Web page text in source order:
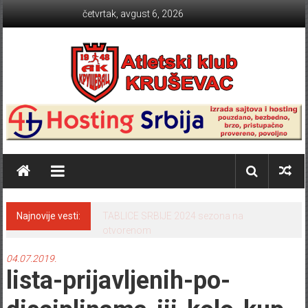
četvrtak, avgust 6, 2026
Atletski klub KRUŠEVAC
Najnovije vesti:
TRIJUMF KRUŠEVAČKIH ATLETIČARA NA
ZIMSKOM KUP-U U BACANJIMA
04.07.2019.
lista-prijavljenih-po-